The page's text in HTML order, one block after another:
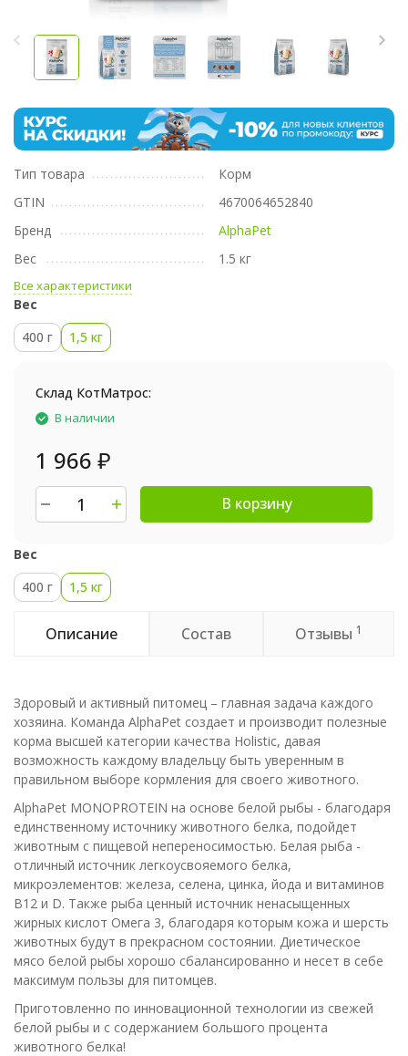
Тип товара
Корм
GTIN
4670064652840
Бренд
AlphaPet
Вес
1.5 кг
Все характеристики
Вес
400 г
1,5 кг
Склад КотМатрос:
В наличии
1 966 ₽
В корзину
Вес
400 г
1,5 кг
Описание Состав Отзывы 1
Здоровый и активный питомец – главная задача каждого
хозяина. Команда AlphaPet создает и производит полезные
корма высшей категории качества Holistiс, давая
возможность каждому владельцу быть уверенным в
правильном выборе кормления для своего животного.
AlphaPet MONOPROTEIN на основе белой рыбы - благодаря
единственному источнику животного белка, подойдет
животным с пищевой непереносимостью. Белая рыба -
отличный источник легкоусвояемого белка,
микроэлементов: железа, селена, цинка, йода и витаминов
B12 и D. Также рыба ценный источник ненасыщенных
жирных кислот Омега 3, благодаря которым кожа и шерсть
животных будут в прекрасном состоянии. Диетическое
мясо белой рыбы хорошо сбалансированно и несет в себе
максимум пользы для питомцев.
Приготовленно по инновационной технологии из свежей
белой рыбы и с содержанием большого процента
животного белка!